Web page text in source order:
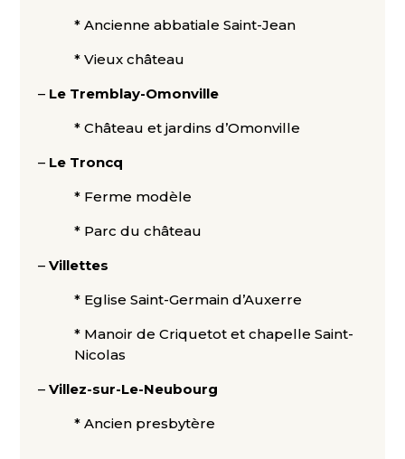
* Ancienne abbatiale Saint-Jean
* Vieux château
– Le Tremblay-Omonville
* Château et jardins d’Omonville
– Le Troncq
* Ferme modèle
* Parc du château
– Villettes
* Eglise Saint-Germain d’Auxerre
* Manoir de Criquetot et chapelle Saint-
Nicolas
– Villez-sur-Le-Neubourg
* Ancien presbytère